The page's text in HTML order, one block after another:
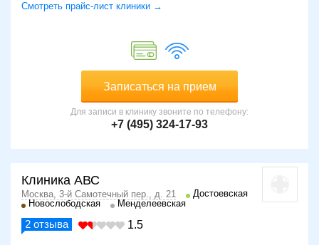
Смотреть прайс-лист клиники →
Записаться на прием
Для записи в клинику звоните по телефону:
+7 (495) 324-17-93
Клиника АВС
Москва, 3-й Самотечный пер., д. 21
Достоевская
Новослободская
Менделеевская
2 отзыва 1.5